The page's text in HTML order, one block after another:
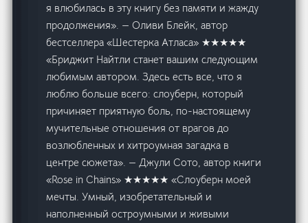
я влюбилась в эту книгу без памяти и жажду
продолжения». — Оливи Блейк, автор
бестселлера «Шестерка Атласа» ★★★★★
«Бриджит Найтли станет вашим следующим
любимым автором. Здесь есть все, что я
люблю больше всего: слоуберн, который
причиняет приятную боль, по-настоящему
мучительные отношения от врагов до
возлюбленных и хитроумная загадка в
центре сюжета». — Джули Сото, автор книги
«Rose in Chains» ★★★★★ «Слоуберн моей
мечты. Умный, изобретательный и
наполненный остроумными и живыми